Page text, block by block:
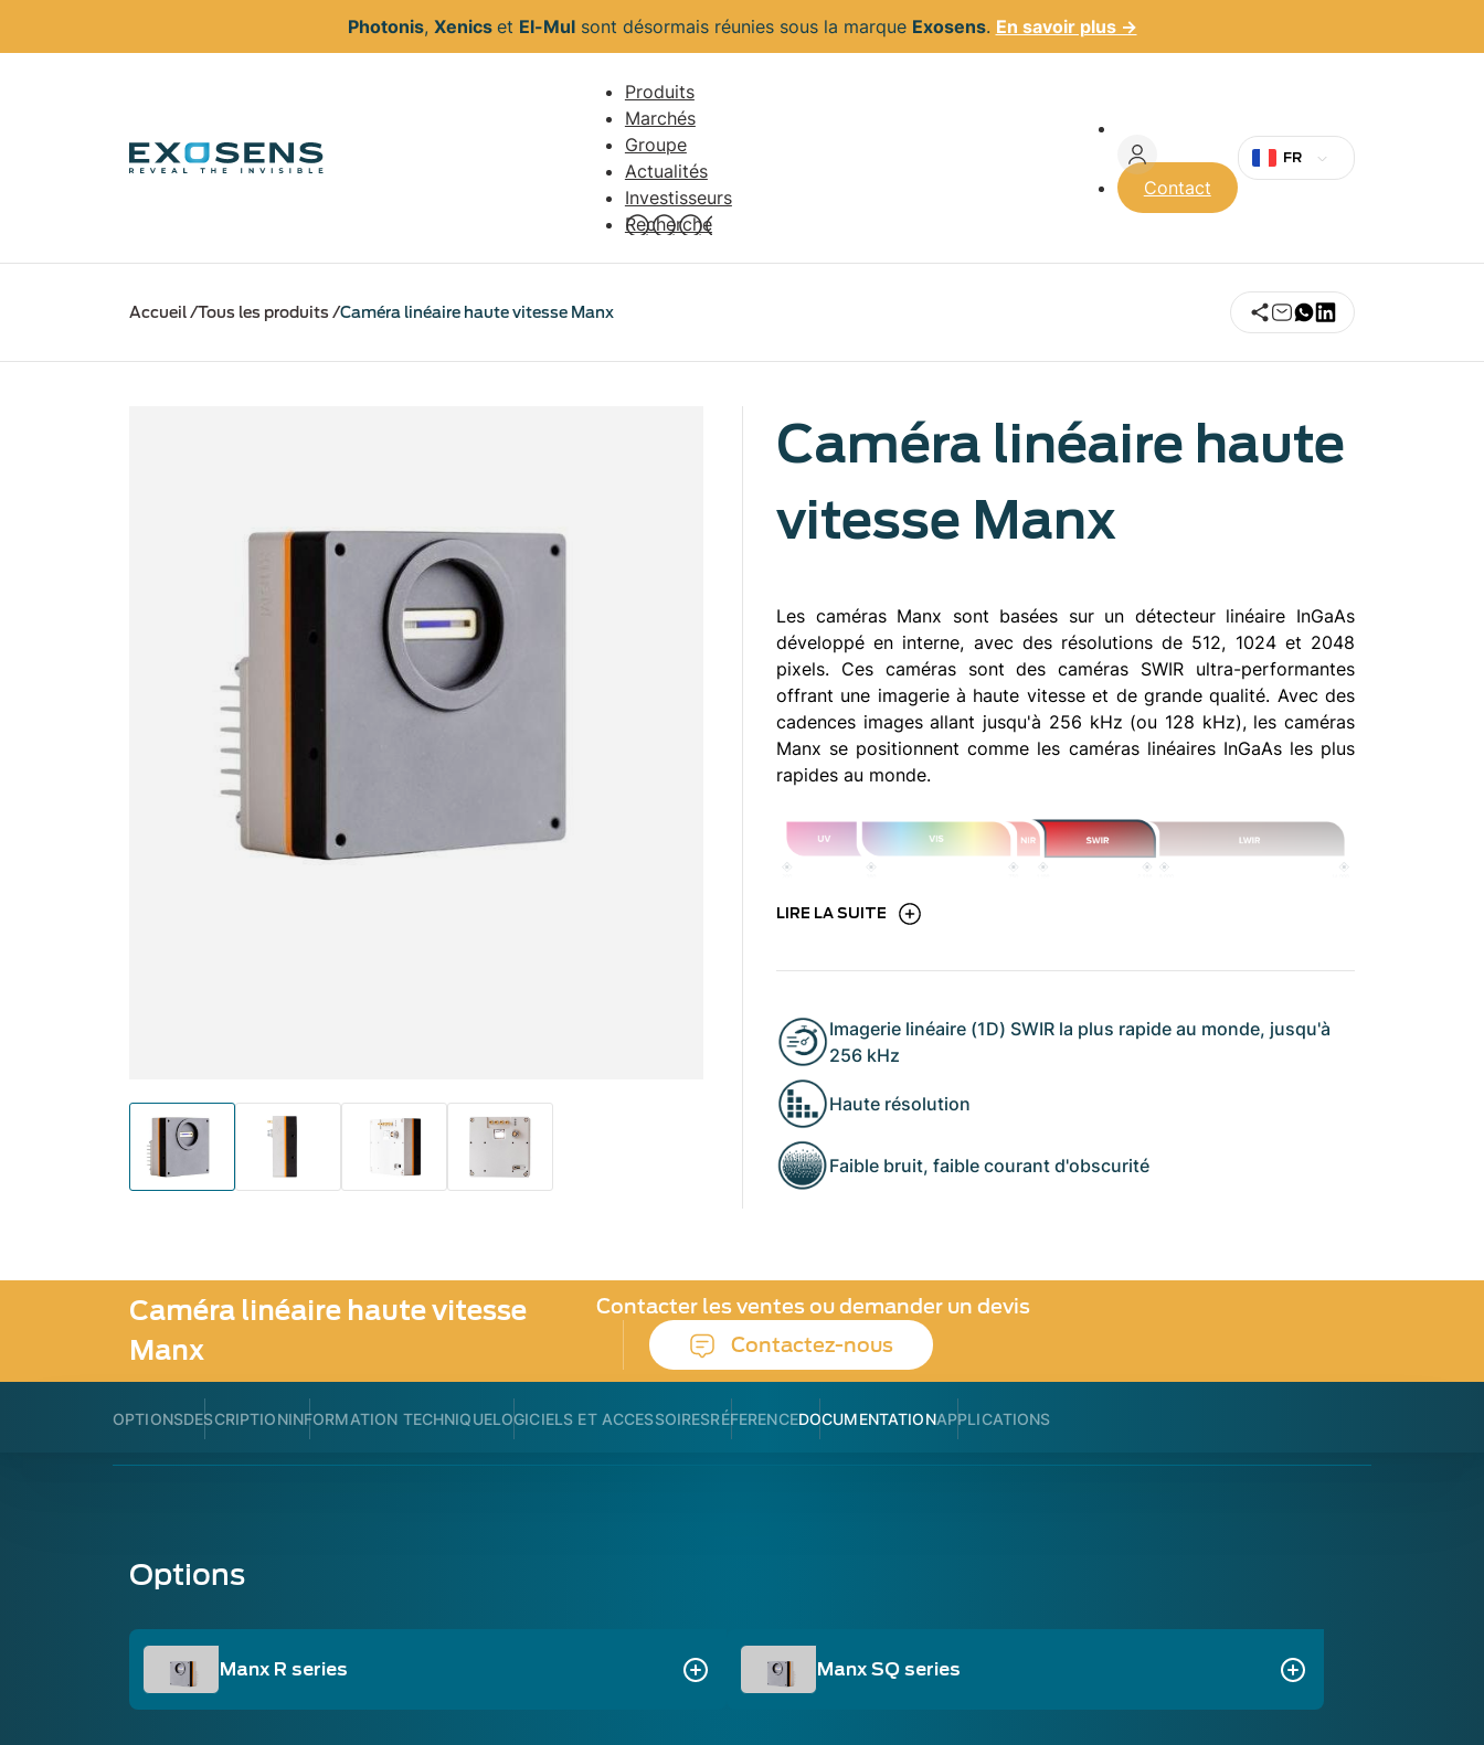
principal
Photonis, Xenics et El-Mulsont désormais réunies sous la marque Exosens. En savoir plus →
Menu
compte
l'utilisateur
Contact
FR
Navigation
principale
Produits
Marchés
Groupe
Actualités
Investisseurs
Recherche
Accueil Tous les produits Caméra linéaire haute vitesse Manx
Caméra linéaire haute
vitesse Manx
Les caméras Manx sont basées sur un détecteur linéaire InGaAs
développé en interne, avec des résolutions de 512, 1024 et 2048
pixels. Ces caméras sont des caméras SWIR ultra-performantes
offrant une imagerie à haute vitesse et de grande qualité. Avec des
cadences images allant jusqu'à 256 kHz (ou 128 kHz), les caméras
Manx se positionnent comme les caméras linéaires InGaAs les plus
rapides au monde.
LIRE LA SUITE
Imagerie linéaire (1D) SWIR la plus rapide au monde, jusqu'à
256 kHz
Haute résolution
Faible bruit, faible courant d'obscurité
Caméra linéaire haute vitesse
Manx
Contacter les ventes ou demander un devis
Contactez-nous
OPTIONSDESCRIPTIONINFORMATION TECHNIQUELOGICIELS ET ACCESSOIRESRÉFERENCEDOCUMENTATIONAPPLICATIONS
Options
Manx R series Manx SQ series